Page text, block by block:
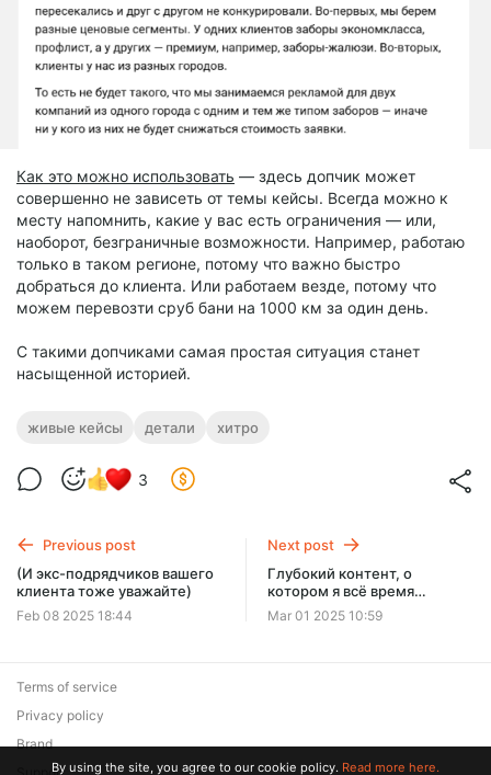
Как это можно использовать — здесь допчик может
совершенно не зависеть от темы кейсы. Всегда можно к
месту напомнить, какие у вас есть ограничения — или,
наоборот, безграничные возможности. Например, работаю
только в таком регионе, потому что важно быстро
добраться до клиента. Или работаем везде, потому что
можем перевозти сруб бани на 1000 км за один день.
С такими допчиками самая простая ситуация станет
насыщенной историей.
живые кейсы детали хитро
3
Previous post
(И экс-подрядчиков вашего
клиента тоже уважайте)
Feb 08 2025 18:44
Next post
Глубокий контент, о
котором я всё время
говорю: как в бизнесовой
статье поговорить про
Mar 01 2025 10:59
Terms of service
Privacy policy
Brand
By using the site, you agree to our cookie policy. Read more here.